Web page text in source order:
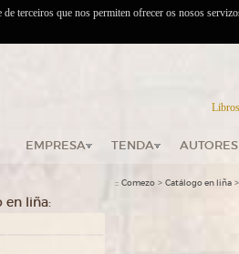
EMPRESA TENDA AUTORES
en liña:
:: Comezo > Catálogo en liña >
de terceiros que nos permiten ofrecer os nosos